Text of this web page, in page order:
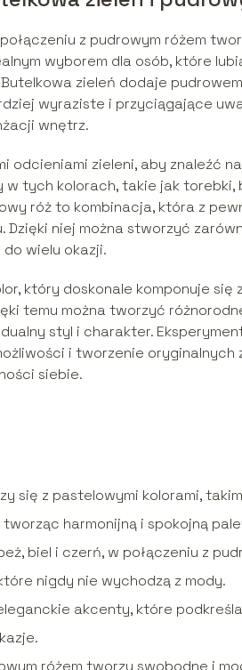
z pudrowym różem
wyborem dla osób, które
zieleń dodaje
wyraziste i przyciągające
wnętrz.
odcieniami zieleni, aby znaleźć
w tych kolorach, takie jak
róż to kombinacja, która z
niej można stworzyć
wielu okazji.
który doskonale komponuje się
temu można tworzyć
styl i charakter.
i tworzenie
siebie.
się z pastelowymi kolorami,
harmonijną i spokojną
biel i czerń, w połączeniu z
nigdy nie wychodzą z mody.
akcenty, które
różem tworzy swobodne i